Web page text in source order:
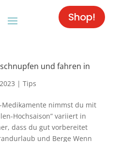
Shop!
und fahren in
| Tips
nimmst du mit
Hochsaison” variiert in
dass du gut vorbereitet
und Berge Wenn